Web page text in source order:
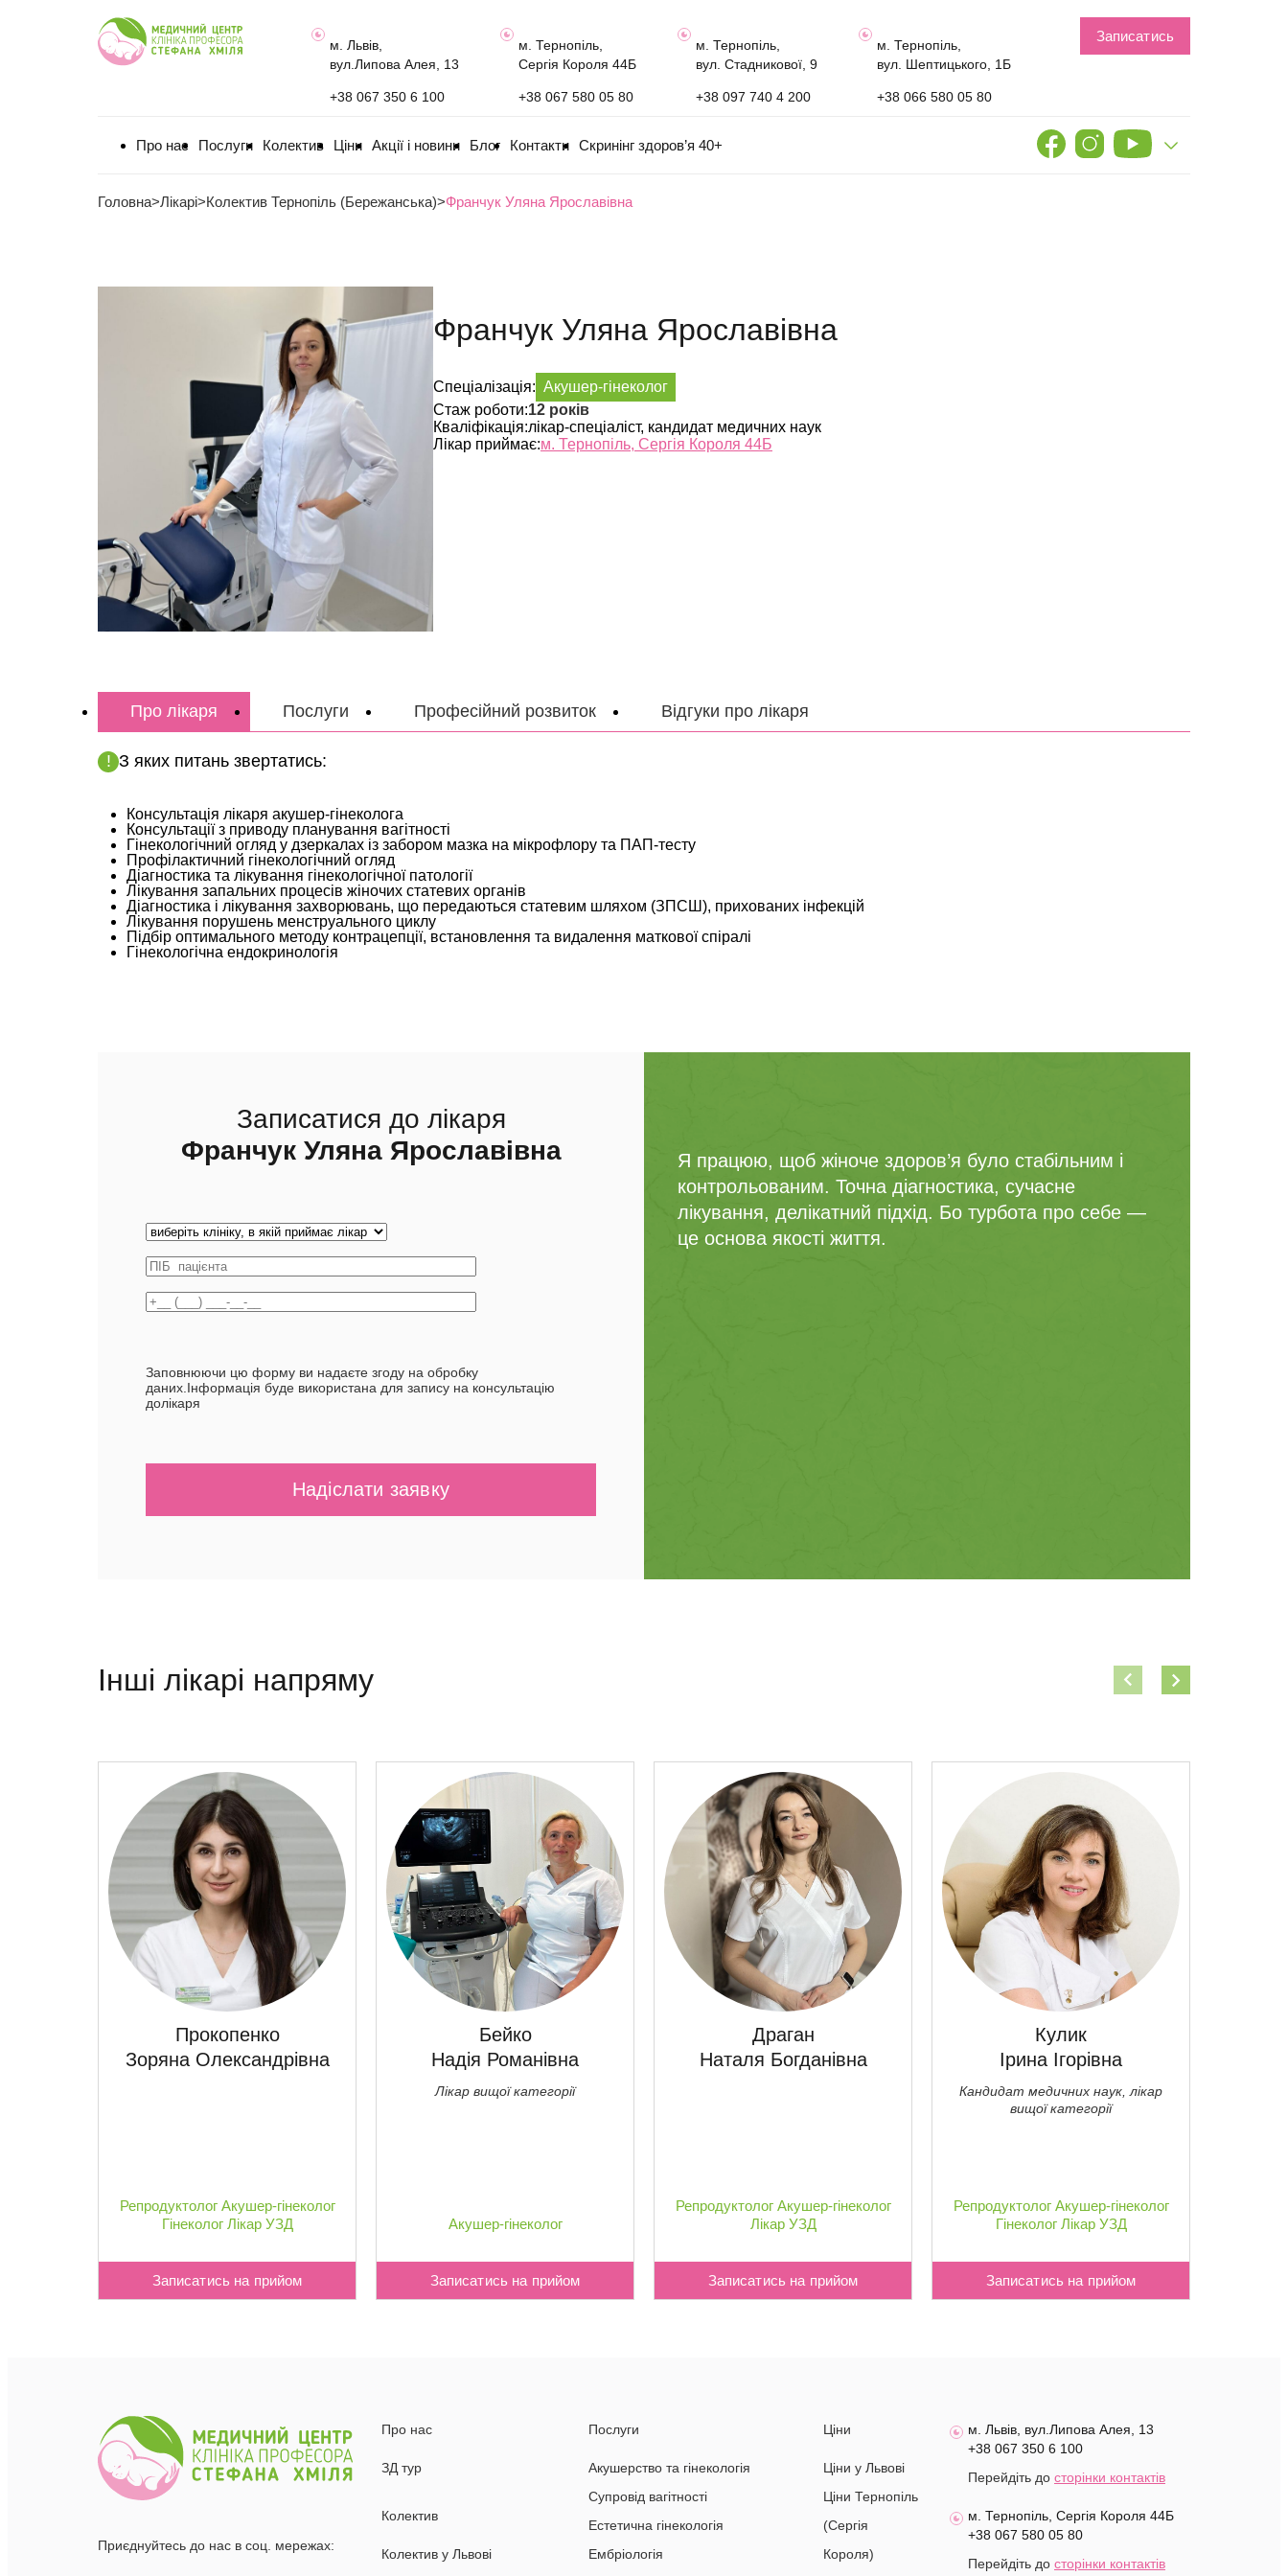
м. Львів,
вул.Липова Алея, 13
+38 067 350 6 100
м. Тернопіль,
Сергія Короля 44Б
+38 067 580 05 80
м. Тернопіль,
вул. Стадникової, 9
+38 097 740 4 200
м. Тернопіль,
вул. Шептицького, 1Б
+38 066 580 05 80
Записатись
Про нас Послуги Колектив Ціни Акції і новини Блог Контакти Скринінг здоров’я 40+
Головна>Лікарі>Колектив Тернопіль (Бережанська)>Франчук Уляна Ярославівна
Франчук Уляна Ярославівна
Спеціалізація: Акушер-гінеколог
Стаж роботи:12 років
Кваліфікація:лікар-спеціаліст, кандидат медичних наук
Лікар приймає:м. Тернопіль, Сергія Короля 44Б
Про лікаря Послуги Професійний розвиток Відгуки про лікаря
З яких питань звертатись:
Консультація лікаря акушер-гінеколога
Консультації з приводу планування вагітності
Гінекологічний огляд у дзеркалах із забором мазка на мікрофлору та ПАП-тесту
Профілактичний гінекологічний огляд
Діагностика та лікування гінекологічної патології
Лікування запальних процесів жіночих статевих органів
Діагностика і лікування захворювань, що передаються статевим шляхом (ЗПСШ), прихованих інфекцій
Лікування порушень менструального циклу
Підбір оптимального методу контрацепції, встановлення та видалення маткової спіралі
Гінекологічна ендокринологія
Записатися до лікаря
Франчук Уляна Ярославівна
Заповнюючи цю форму ви надаєте згоду на обробку
даних.Інформація буде використана для запису на консультацію
долікаря
Я працюю, щоб жіноче здоров’я було стабільним і
контрольованим. Точна діагностика, сучасне
лікування, делікатний підхід. Бо турбота про себе —
це основа якості життя.
Інші лікарі напряму
Прокопенко
Зоряна Олександрівна
Репродуктолог Акушер-гінеколог
Гінеколог Лікар УЗД
Записатись на прийом
Бейко
Надія Романівна
Лікар вищої категорії
Акушер-гінеколог
Записатись на прийом
Драган
Наталя Богданівна
Репродуктолог Акушер-гінеколог
Лікар УЗД
Записатись на прийом
Кулик
Ірина Ігорівна
Кандидат медичних наук, лікар
вищої категорії
Репродуктолог Акушер-гінеколог
Гінеколог Лікар УЗД
Записатись на прийом
Приєднуйтесь до нас в соц. мережах:
Про нас
ЗД тур
Колектив
Колектив у Львові
Послуги
Акушерство та гінекологія
Супровід вагітності
Естетична гінекологія
Ембріологія
Ціни
Ціни у Львові
Ціни Тернопіль
(Сергія
Короля)
м. Львів, вул.Липова Алея, 13
+38 067 350 6 100
Перейдіть до сторінки контактів
м. Тернопіль, Сергія Короля 44Б
+38 067 580 05 80
Перейдіть до сторінки контактів